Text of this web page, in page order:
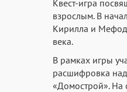
Квест-игра
взрослым. В
Кирилла и
века.
В рамках игры
расшифровка
«Домострой». На